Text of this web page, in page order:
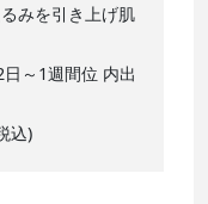
みを引き上げ肌
～1週間位 内出
込)